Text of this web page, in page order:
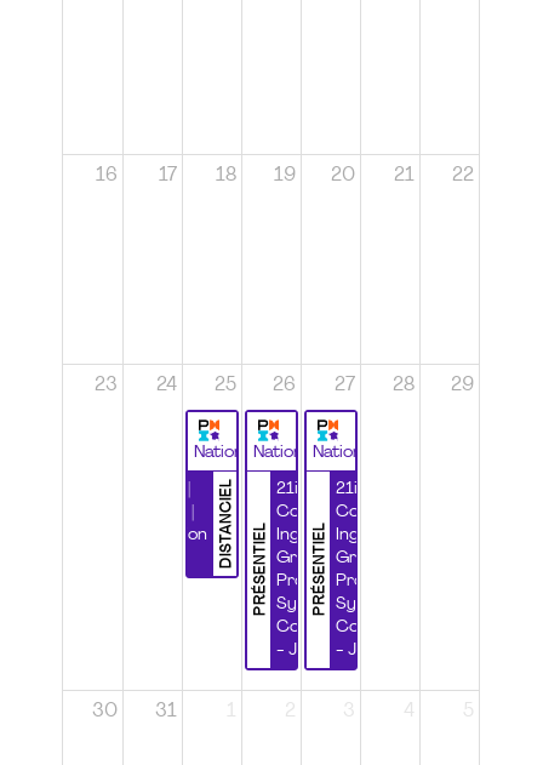
16 17 18 19 20 21 22
23 24 25
National
DISTANCIEL
Certification
26
National
PRÉSENTIEL
21ième
Congrès
Ingénierie
Grands
Projets et
Systèmes
Complexes
- Jour 1
27
National
PRÉSENTIEL
21ième
Congrès
Ingénierie
Grands
Projets et
Systèmes
Complexes
- Jour 2
28 29
30 31 1 2 3 4 5